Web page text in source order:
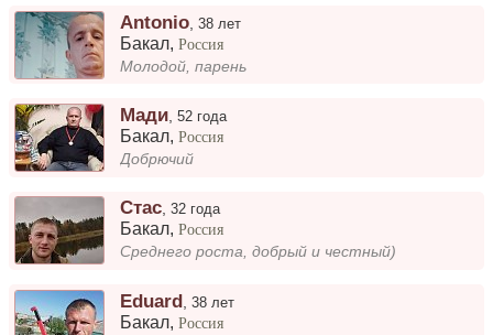
Antonio ,38 лет
Бакал,Россия
Молодой, парень
Мади ,52 года
Бакал,Россия
Добрючий
Стас,32 года
Бакал,Россия
Среднего роста, добрый и честный)
Eduard ,38 лет
Бакал,Россия